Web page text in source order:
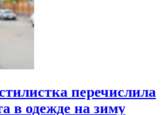
перечислила
в одежде на зиму